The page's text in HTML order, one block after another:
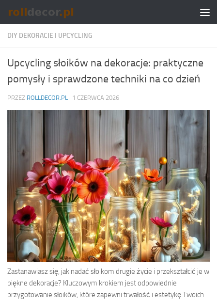
Skip to content
DIY DEKORACJE I UPCYCLING
Upcycling słoików na dekoracje: praktyczne
pomysły i sprawdzone techniki na co dzień
PRZEZ ROLLDECOR.PL · 1 CZERWCA 2026
Zastanawiasz się, jak nadać słoikom drugie życie i przekształcić je w
piękne dekoracje? Kluczowym krokiem jest odpowiednie
przygotowanie słoików, które zapewni trwałość i estetykę Twoich